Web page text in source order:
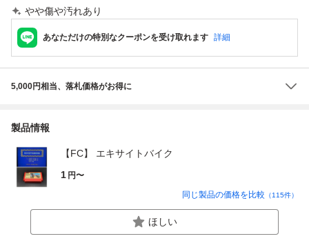
やや傷や汚れあり
あなただけの特別なクーポンを受け取れます 詳細
5,000円相当、落札価格がお得に
製品情報
【FC】 エキサイトバイク
1 円〜
同じ製品の価格を比較 （115件）
ほしい